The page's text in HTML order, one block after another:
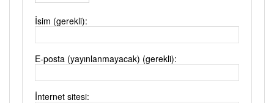
İsim (gerekli):
E-posta (yayınlanmayacak) (gerekli):
İnternet sitesi: